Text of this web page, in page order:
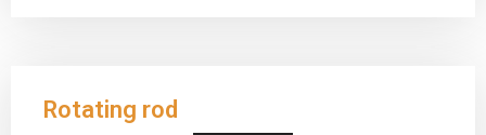
Rotating rod